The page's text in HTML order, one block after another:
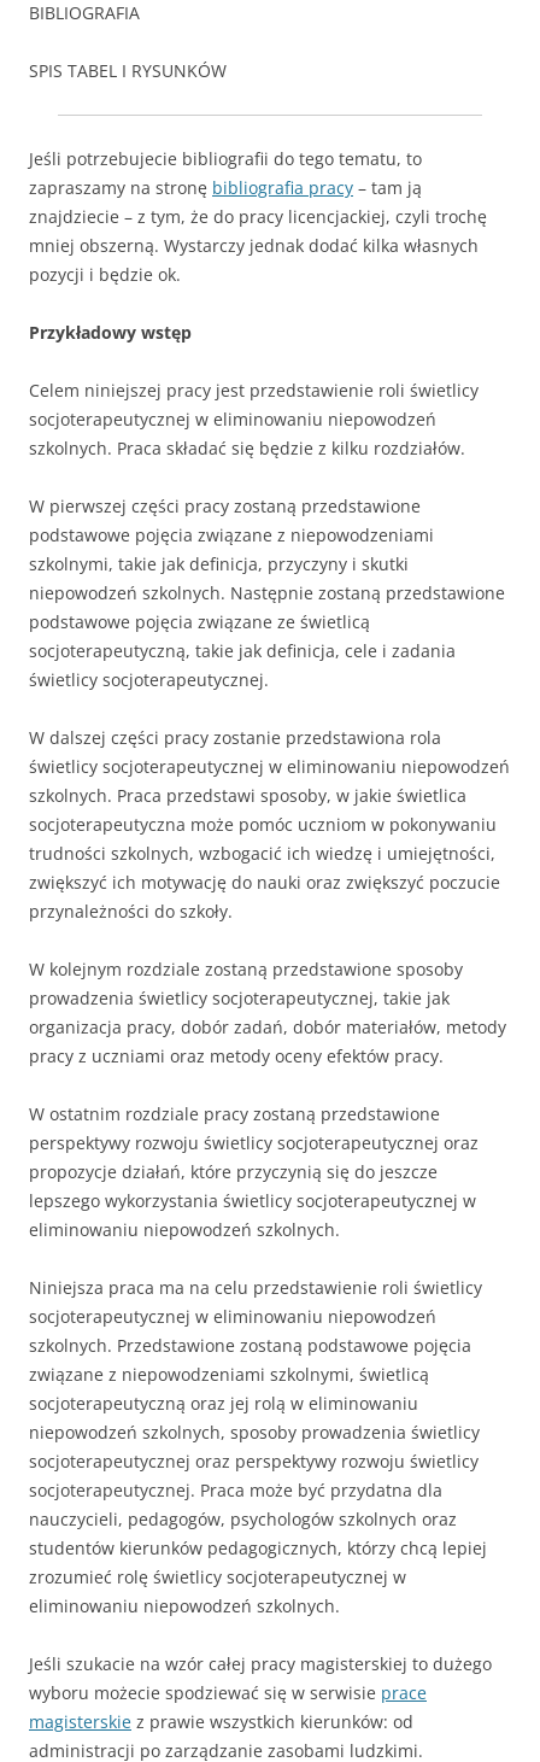
BIBLIOGRAFIA
SPIS TABEL I RYSUNKÓW
Jeśli potrzebujecie bibliografii do tego tematu, to
zapraszamy na stronę bibliografia pracy – tam ją
znajdziecie – z tym, że do pracy licencjackiej, czyli trochę
mniej obszerną. Wystarczy jednak dodać kilka własnych
pozycji i będzie ok.
Przykładowy wstęp
Celem niniejszej pracy jest przedstawienie roli świetlicy
socjoterapeutycznej w eliminowaniu niepowodzeń
szkolnych. Praca składać się będzie z kilku rozdziałów.
W pierwszej części pracy zostaną przedstawione
podstawowe pojęcia związane z niepowodzeniami
szkolnymi, takie jak definicja, przyczyny i skutki
niepowodzeń szkolnych. Następnie zostaną przedstawione
podstawowe pojęcia związane ze świetlicą
socjoterapeutyczną, takie jak definicja, cele i zadania
świetlicy socjoterapeutycznej.
W dalszej części pracy zostanie przedstawiona rola
świetlicy socjoterapeutycznej w eliminowaniu niepowodzeń
szkolnych. Praca przedstawi sposoby, w jakie świetlica
socjoterapeutyczna może pomóc uczniom w pokonywaniu
trudności szkolnych, wzbogacić ich wiedzę i umiejętności,
zwiększyć ich motywację do nauki oraz zwiększyć poczucie
przynależności do szkoły.
W kolejnym rozdziale zostaną przedstawione sposoby
prowadzenia świetlicy socjoterapeutycznej, takie jak
organizacja pracy, dobór zadań, dobór materiałów, metody
pracy z uczniami oraz metody oceny efektów pracy.
W ostatnim rozdziale pracy zostaną przedstawione
perspektywy rozwoju świetlicy socjoterapeutycznej oraz
propozycje działań, które przyczynią się do jeszcze
lepszego wykorzystania świetlicy socjoterapeutycznej w
eliminowaniu niepowodzeń szkolnych.
Niniejsza praca ma na celu przedstawienie roli świetlicy
socjoterapeutycznej w eliminowaniu niepowodzeń
szkolnych. Przedstawione zostaną podstawowe pojęcia
związane z niepowodzeniami szkolnymi, świetlicą
socjoterapeutyczną oraz jej rolą w eliminowaniu
niepowodzeń szkolnych, sposoby prowadzenia świetlicy
socjoterapeutycznej oraz perspektywy rozwoju świetlicy
socjoterapeutycznej. Praca może być przydatna dla
nauczycieli, pedagogów, psychologów szkolnych oraz
studentów kierunków pedagogicznych, którzy chcą lepiej
zrozumieć rolę świetlicy socjoterapeutycznej w
eliminowaniu niepowodzeń szkolnych.
Jeśli szukacie na wzór całej pracy magisterskiej to dużego
wyboru możecie spodziewać się w serwisie prace
magisterskie z prawie wszystkich kierunków: od
administracji po zarządzanie zasobami ludzkimi.